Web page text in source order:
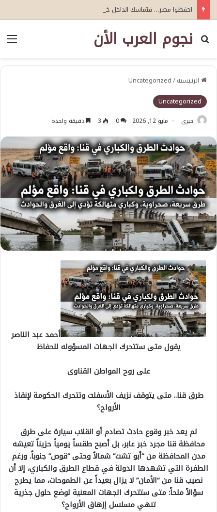
احفظوا مصر… فتماسك الداخل خط الدفاع الأول
نجوم العرب الأن
بحث عن
الرئيسية/
Uncategorized
Uncategorized
خيري مايو 12, 2026 0
3 دقيقة واحدة
أحمد عبد الناصر
يقول متى ستتحرك الجهات المسؤوله للحفاظ
على روح المواطن القناوى
طرق قنا.. متى يتوقف نزيف الأسفلت وتتحرك الحكومة لإنقاذ
الأرواح؟
لم يعد خبر وقوع حادث تصادم أو انقلاب سيارة على طرق
محافظة قنا مجرد خبر عابر، بل أصبح طقساً يومياً حزيناً تعيشه
مدن المحافظة من “أبو تشت” شمالاً وحتى “قوص” جنوباً. ورغم
الطفرة التي تشهدها الدولة في قطاع الطرق والكباري، إلا أن
نصيب قنا من “الأمان” لا يزال بعيداً عن الطموحات، مما يطرح
سؤالاً ملحاً: متى ستتحرك الجهات المعنية لوضع حلول جذرية
تنهي مسلسل إزهاق الأرواح؟